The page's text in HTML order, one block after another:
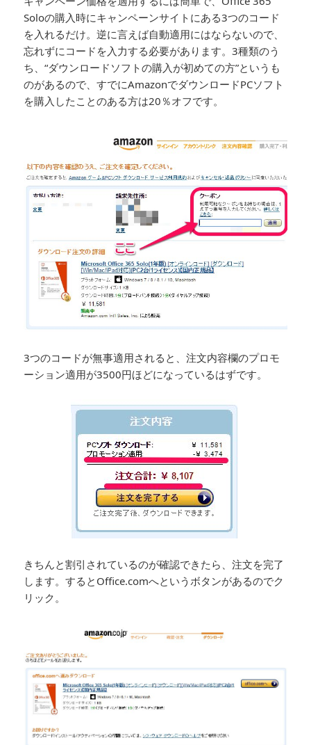
Soloの購入時にキャンペーンサイトにある3つのコード
を入れるだけ。逆に言えば自動適用にはならないので、
忘れずにコードを入力する必要があります。3種類のう
ち、“ダウンロードソフトの購入が初めての方”というも
のがあるので、すでにAmazonでダウンロードPCソフト
を購入したことのある方は20％オフです。
3つのコードが無事適用されると、注文内容欄のプロモ
ーション適用が3500円ほどになっているはずです。
きちんと割引されているのが確認できたら、注文を完了
します。するとOffice.comへというボタンがあるのでク
リック。